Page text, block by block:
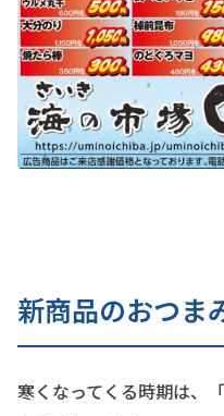
新商品のおつま
寒くなってくる時期は、